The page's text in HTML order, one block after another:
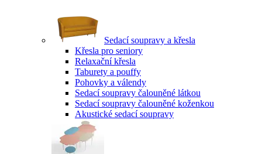
Sedací soupravy a křesla
Křesla pro seniory
Relaxační křesla
Taburety a pouffy
Pohovky a válendy
Sedací soupravy čalouněné látkou
Sedací soupravy čalouněné koženkou
Akustické sedací soupravy